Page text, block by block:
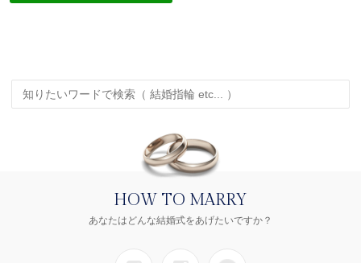
HOW TO MARRY
あなたはどんな結婚式をあげたいですか？